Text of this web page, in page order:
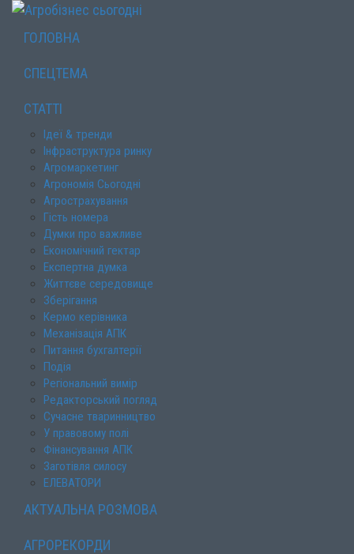
ГОЛОВНА
СПЕЦТЕМА
СТАТТІ
Ідеї & тренди
Інфраструктура ринку
Агромаркетинг
Агрономія Сьогодні
Агрострахування
Гість номера
Думки про важливе
Економічний гектар
Експертна думка
Життєве середовище
Зберігання
Кермо керівника
Механізація АПК
Питання бухгалтерії
Подія
Регіональний вимір
Редакторський погляд
Сучасне тваринництво
У правовому полі
Фінансування АПК
Заготівля силосу
ЕЛЕВАТОРИ
АКТУАЛЬНА РОЗМОВА
АГРОРЕКОРДИ